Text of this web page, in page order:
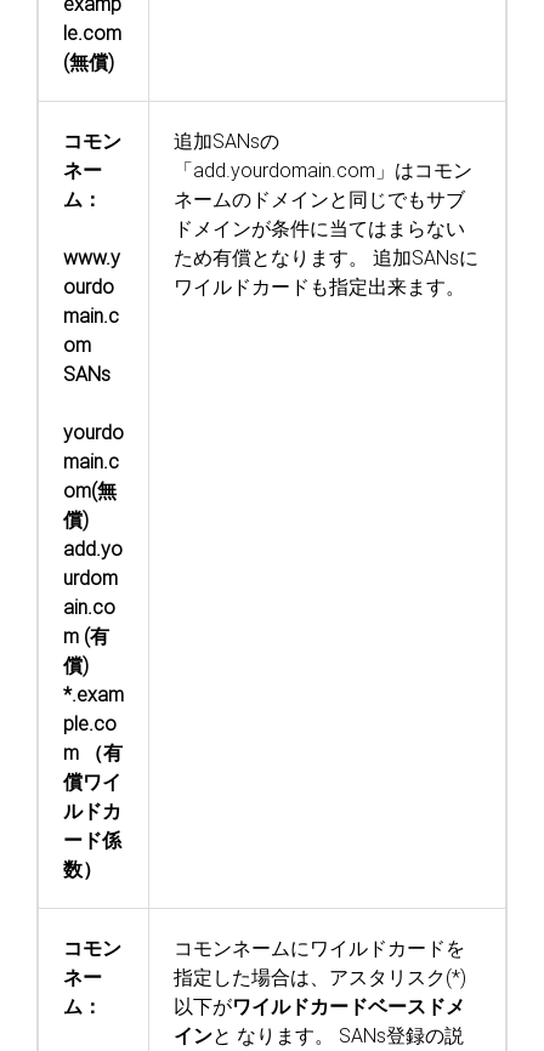
le.com
(無償)
コモン
ネー
ム：
www.y
ourdo
main.c
om
SANs
yourdo
main.c
om(無
償)
add.yo
urdom
ain.co
m (有
償)
*.exam
ple.co
m （有
償ワイ
ルドカ
ード係
数）
追加SANsの
「add.yourdomain.com」はコモン
ネームのドメインと同じでもサブ
ドメインが条件に当てはまらない
ため有償となります。
追加SANsに
ワイルドカードも指定出来ます。
コモン
ネー
ム：
コモンネームにワイルドカードを
指定した場合は、アスタリスク(*)
以下がワイルドカードベースドメ
インと なります。
SANs登録の説